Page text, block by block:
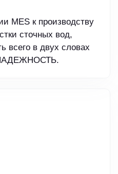
MES к производству
сточных вод,
всего в двух словах